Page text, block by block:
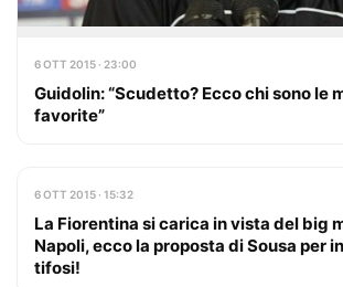
6 OTT 2015 · 23:00
Guidolin: “Scudetto? Ecco chi sono le
favorite”
6 OTT 2015 · 15:32
La Fiorentina si carica in vista del big
Napoli, ecco la proposta di Sousa per
tifosi!